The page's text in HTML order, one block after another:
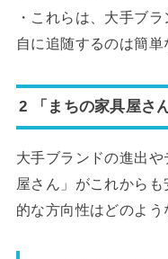
・これらは、大手ブ
自に追随するのは簡単
2 「まちの家具屋さ
大手ブランドの進出
屋さん」がこれから
的な方向性はどのよう